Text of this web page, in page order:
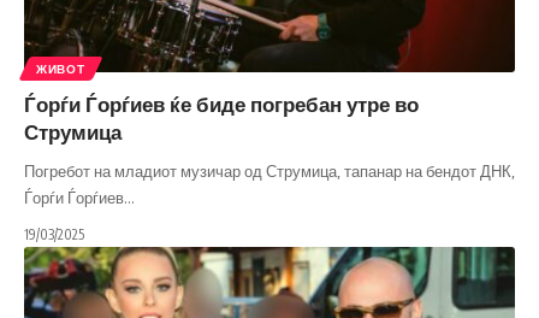
ЖИВОТ
Ѓорѓи Ѓорѓиев ќе биде погребан утре во
Струмица
Погребот на младиот музичар од Струмица, тапанар на бендот ДНК,
Ѓорѓи Ѓорѓиев…
19/03/2025